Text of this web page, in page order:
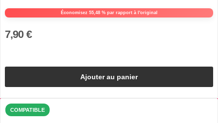
Économisez 55,48 % par rapport à l'original
7,90 €
Ajouter au panier
COMPATIBLE